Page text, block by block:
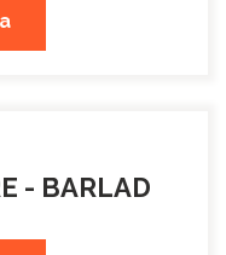
- BARLAD